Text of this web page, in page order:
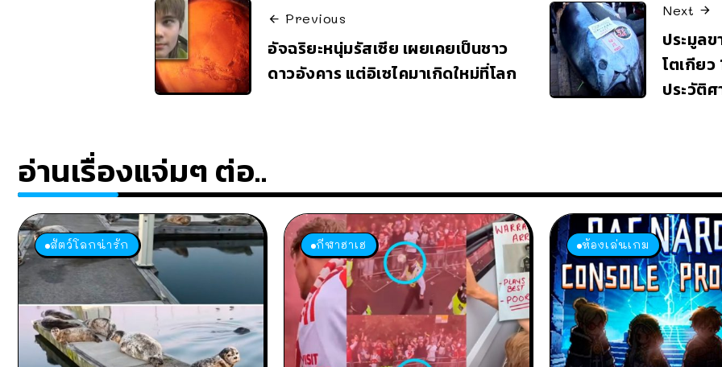
Previous
อัจฉริยะหนุ่มรัสเซีย เผยเคยเป็นชาว
ดาวอังคาร แต่อิเซไคมาเกิดใหม่ที่โลก
Next
ประมูล
โตเกียว
ประวัติ
อ่านเรื่องแจ่มๆ ต่อ..
สัตว์โลกน่ารัก กีฬาฮาเฮ ห้องเล่นเกม